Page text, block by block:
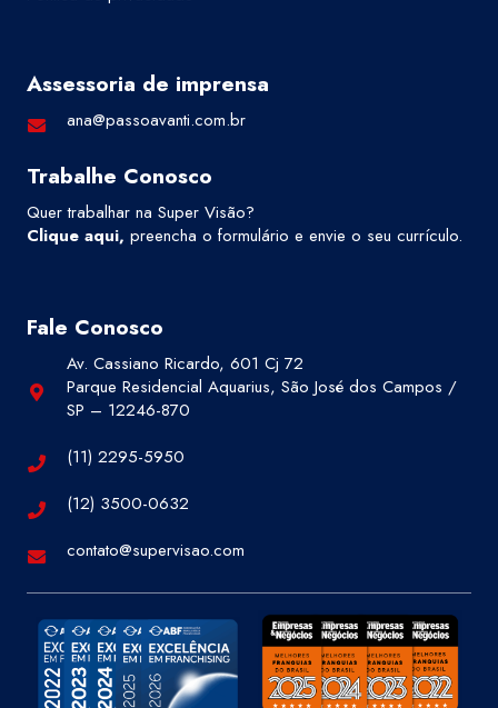
Assessoria de imprensa
ana@passoavanti.com.br
Trabalhe Conosco
Quer trabalhar na Super Visão?
Clique aqui, preencha o formulário e envie o seu currículo.
Fale Conosco
Av. Cassiano Ricardo, 601 Cj 72
Parque Residencial Aquarius, São José dos Campos /
SP – 12246-870
(11) 2295-5950
(12) 3500-0632
contato@supervisao.com